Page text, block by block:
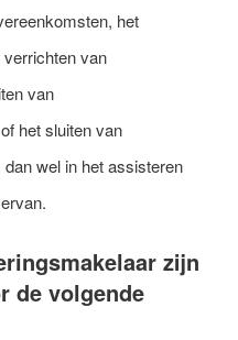
het
van
van
het sluiten van
wel in het assisteren
zijn
de volgende